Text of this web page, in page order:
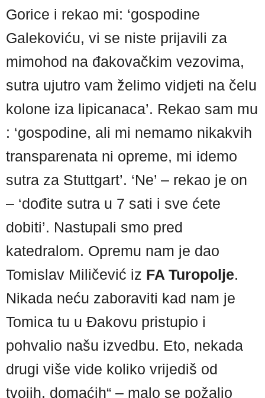
Gorice i rekao mi: ‘gospodine
Galekoviću, vi se niste prijavili za
mimohod na đakovačkim vezovima,
sutra ujutro vam želimo vidjeti na čelu
kolone iza lipicanaca’. Rekao sam mu
: ‘gospodine, ali mi nemamo nikakvih
transparenata ni opreme, mi idemo
sutra za Stuttgart’. ‘Ne’ – rekao je on
– ‘dođite sutra u 7 sati i sve ćete
dobiti’. Nastupali smo pred
katedralom. Opremu nam je dao
Tomislav Miličević iz FA Turopolje.
Nikada neću zaboraviti kad nam je
Tomica tu u Đakovu pristupio i
pohvalio našu izvedbu. Eto, nekada
drugi više vide koliko vrijediš od
tvojih, domaćih“ – malo se požalio